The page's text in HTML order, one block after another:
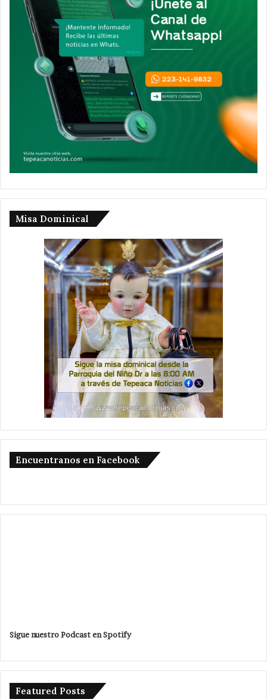
Misa Dominical
Encuentranos en Facebook
Sigue nuestro Podcast en Spotify
Featured Posts